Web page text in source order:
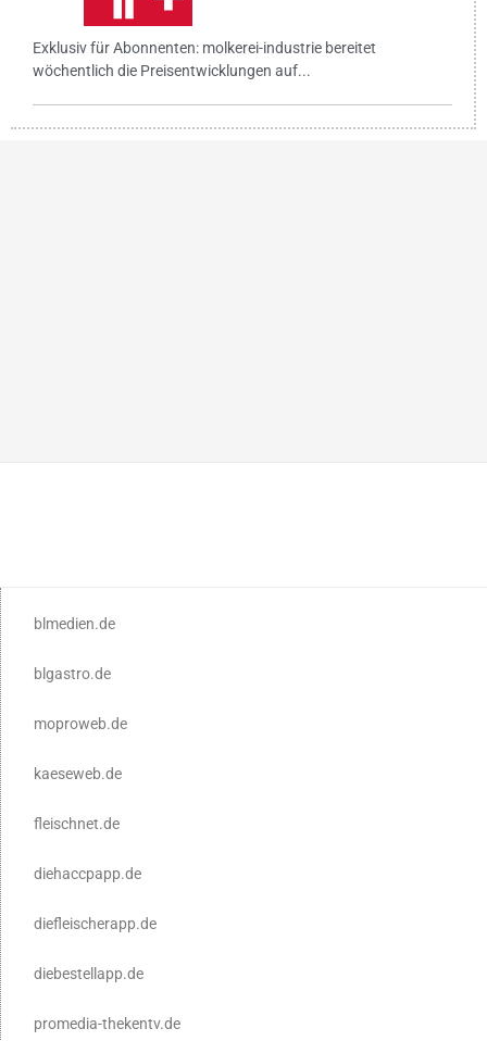
Exklusiv für Abonnenten: molkerei-industrie bereitet
wöchentlich die Preisentwicklungen auf...
blmedien.de
blgastro.de
moproweb.de
kaeseweb.de
fleischnet.de
diehaccpapp.de
diefleischerapp.de
diebestellapp.de
promedia-thekentv.de